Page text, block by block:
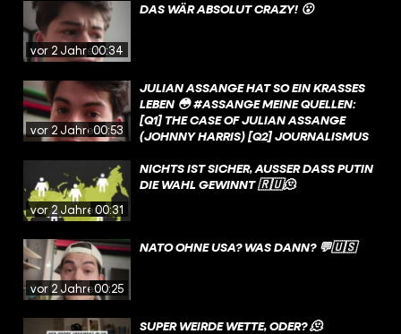
vor 2 Jahren00:34
DAS WÄR ABSOLUT CRAZY! 😮
vor 2 Jahren00:53
JULIAN ASSANGE HAT SO EIN KRASSES
LEBEN 😳 #ASSANGE MEINE QUELLEN:
[Q1] THE CASE OF JULIAN ASSANGE
(JOHNNY HARRIS) [Q2] JOURNALISMUS
THE EXTRADITION OF JULIAN ASSANGE
(NY TIMES)
vor 2 Jahren00:31
NICHTS IST SICHER, AUSSER DASS PUTIN D
IE WAHL GEWINNT 🇷🇺🫠
vor 2 Jahren00:25
NATO OHNE USA? WAS DANN? 💬🇺🇸
SUPER WEIRDE WETTE, ODER? 🫠